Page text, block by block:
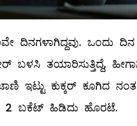
ಒಂದು
ತಯಾರಿಸುತ್ತಿದ್ದೆ,
ಇಟ್ಟು ಕುಕ್ಕರ್‌ ಕೂಗಿದ
2 ಬಕೆಟ್‌ ಹಿಡಿದು ಹೊರಟೆ.